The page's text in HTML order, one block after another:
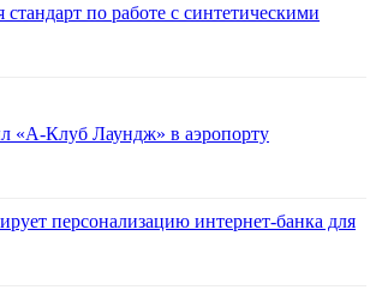
по работе с синтетическими
«А-Клуб Лаундж» в аэропорту
персонализацию интернет-банка для